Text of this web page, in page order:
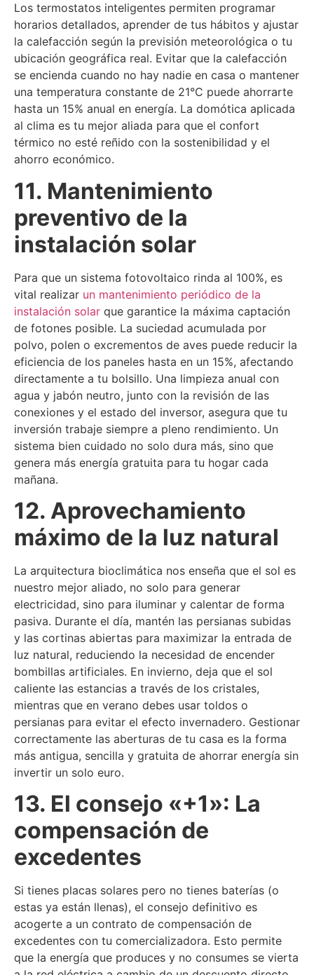
Los termostatos inteligentes permiten programar
horarios detallados, aprender de tus hábitos y ajustar
la calefacción según la previsión meteorológica o tu
ubicación geográfica real. Evitar que la calefacción
se encienda cuando no hay nadie en casa o mantener
una temperatura constante de 21°C puede ahorrarte
hasta un 15% anual en energía. La domótica aplicada
al clima es tu mejor aliada para que el confort
térmico no esté reñido con la sostenibilidad y el
ahorro económico.
11. Mantenimiento
preventivo de la
instalación solar
Para que un sistema fotovoltaico rinda al 100%, es
vital realizar un mantenimiento periódico de la
instalación solar que garantice la máxima captación
de fotones posible. La suciedad acumulada por
polvo, polen o excrementos de aves puede reducir la
eficiencia de los paneles hasta en un 15%, afectando
directamente a tu bolsillo. Una limpieza anual con
agua y jabón neutro, junto con la revisión de las
conexiones y el estado del inversor, asegura que tu
inversión trabaje siempre a pleno rendimiento. Un
sistema bien cuidado no solo dura más, sino que
genera más energía gratuita para tu hogar cada
mañana.
12. Aprovechamiento
máximo de la luz natural
La arquitectura bioclimática nos enseña que el sol es
nuestro mejor aliado, no solo para generar
electricidad, sino para iluminar y calentar de forma
pasiva. Durante el día, mantén las persianas subidas
y las cortinas abiertas para maximizar la entrada de
luz natural, reduciendo la necesidad de encender
bombillas artificiales. En invierno, deja que el sol
caliente las estancias a través de los cristales,
mientras que en verano debes usar toldos o
persianas para evitar el efecto invernadero. Gestionar
correctamente las aberturas de tu casa es la forma
más antigua, sencilla y gratuita de ahorrar energía sin
invertir un solo euro.
13. El consejo «+1»: La
compensación de
excedentes
Si tienes placas solares pero no tienes baterías (o
estas ya están llenas), el consejo definitivo es
acogerte a un contrato de compensación de
excedentes con tu comercializadora. Esto permite
que la energía que produces y no consumes se vierta